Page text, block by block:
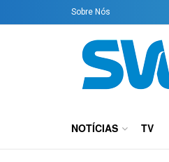
Sobre Nós
NOTÍCIAS TV